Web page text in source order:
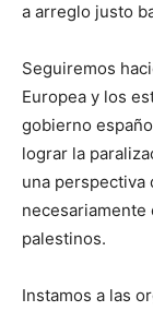
a arreglo justo
Seguiremos
Europea y los
gobierno
lograr la
una perspectiva
palestinos.
Instamos a las